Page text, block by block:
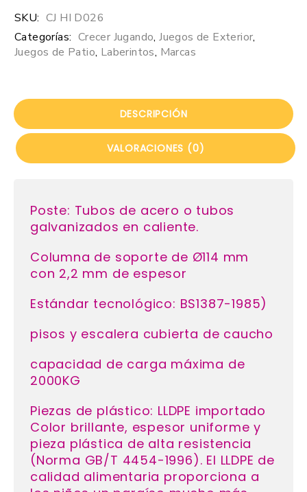
SKU: CJ HI D026
Categorías: Crecer Jugando,Juegos de Exterior,
Juegos de Patio, Laberintos, Marcas
DESCRIPCIÓN
VALORACIONES (0)
Poste: Tubos de acero o tubos
galvanizados en caliente.
Columna de soporte de Ø114 mm
con 2,2 mm de espesor
Estándar tecnológico: BS1387-1985)
pisos y escalera cubierta de caucho
capacidad de carga máxima de
2000KG
Piezas de plástico: LLDPE importado
Color brillante, espesor uniforme y
pieza plástica de alta resistencia
(Norma GB/T 4454-1996). El LLDPE de
calidad alimentaria proporciona a